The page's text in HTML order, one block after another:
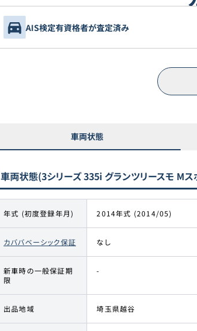
AIS検定有資格者が査定済み
車両状態
車両状態(3シリーズ 335i グランツリースモ Mス
年式 (初度登録年月) 2014年式 (2014/05)
カババベーシック保証 なし
新車時の一般保証期
限
-
出品地域 埼玉県越谷